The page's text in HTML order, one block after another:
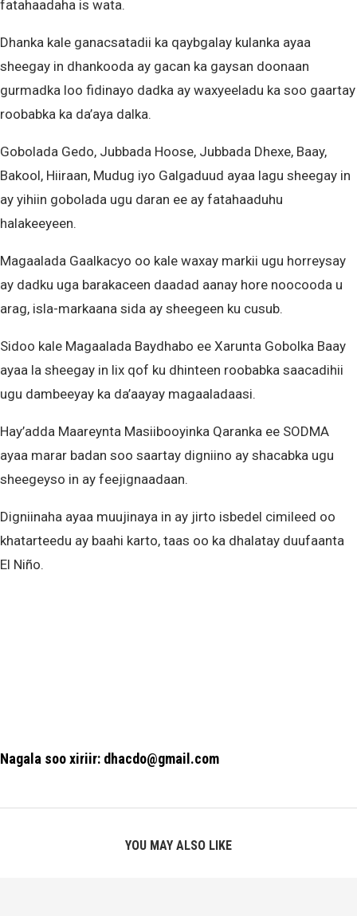
fatahaadaha is wata.
Dhanka kale ganacsatadii ka qaybgalay kulanka ayaa
sheegay in dhankooda ay gacan ka gaysan doonaan
gurmadka loo fidinayo dadka ay waxyeeladu ka soo gaartay
roobabka ka da’aya dalka.
Gobolada Gedo, Jubbada Hoose, Jubbada Dhexe, Baay,
Bakool, Hiiraan, Mudug iyo Galgaduud ayaa lagu sheegay in
ay yihiin gobolada ugu daran ee ay fatahaaduhu
halakeeyeen.
Magaalada Gaalkacyo oo kale waxay markii ugu horreysay
ay dadku uga barakaceen daadad aanay hore noocooda u
arag, isla-markaana sida ay sheegeen ku cusub.
Sidoo kale Magaalada Baydhabo ee Xarunta Gobolka Baay
ayaa la sheegay in lix qof ku dhinteen roobabka saacadihii
ugu dambeeyay ka da’aayay magaaladaasi.
Hay’adda Maareynta Masiibooyinka Qaranka ee SODMA
ayaa marar badan soo saartay digniino ay shacabka ugu
sheegeyso in ay feejignaadaan.
Digniinaha ayaa muujinaya in ay jirto isbedel cimileed oo
khatarteedu ay baahi karto, taas oo ka dhalatay duufaanta
El Niño.
Nagala soo xiriir: dhacdo@gmail.com
YOU MAY ALSO LIKE